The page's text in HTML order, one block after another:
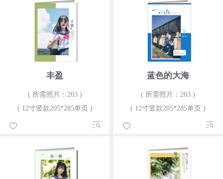
丰盈
( 所需照片：203 )
( 12寸竖款205*285单页 )
蓝色的大海
( 所需照片：203 )
( 12寸竖款205*285单页 )